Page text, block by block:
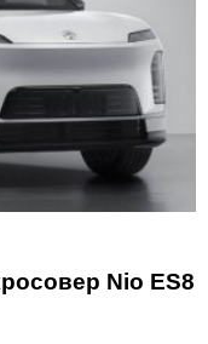
Nio ES8